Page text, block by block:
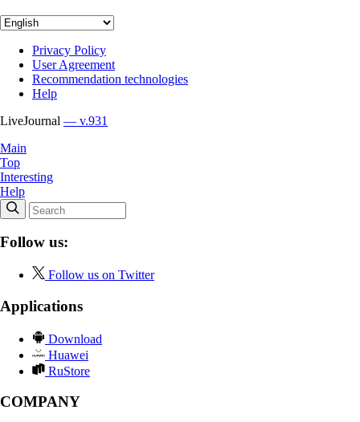
Privacy Policy
User Agreement
Recommendation technologies
Help
LiveJournal — v.931
Main
Top
Interesting
Help
Follow us:
Follow us on Twitter
Applications
Download
Huawei
RuStore
COMPANY